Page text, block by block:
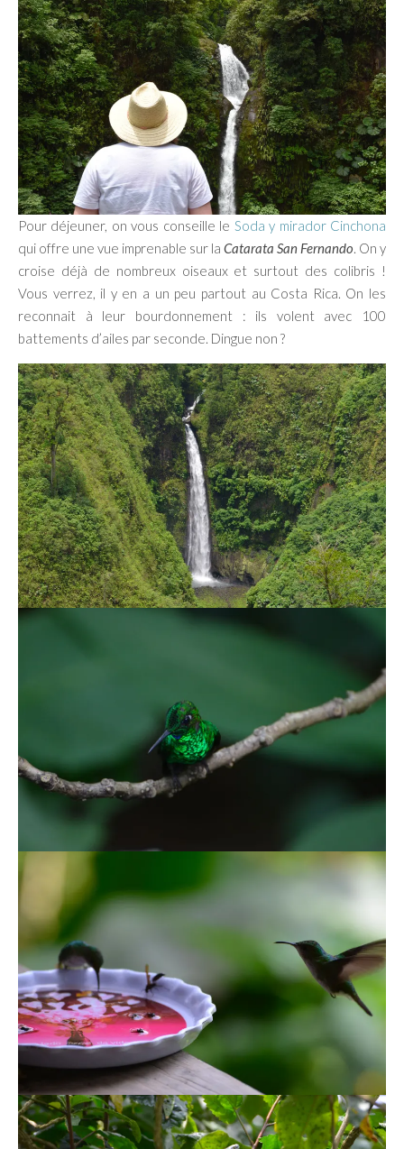
Pour déjeuner, on vous conseille le Soda y mirador Cinchona
qui offre une vue imprenable sur la Catarata San Fernando. On y
croise déjà de nombreux oiseaux et surtout des colibris !
Vous verrez, il y en a un peu partout au Costa Rica. On les
reconnait à leur bourdonnement : ils volent avec 100
battements d’ailes par seconde. Dingue non ?